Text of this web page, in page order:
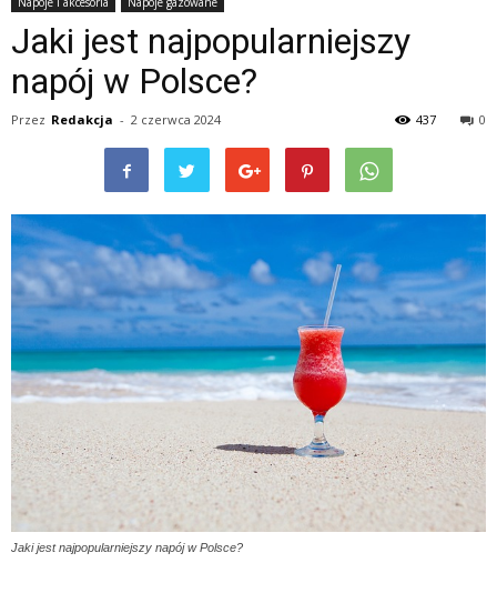
Jaki jest najpopularniejszy
napój w Polsce?
Przez Redakcja - 2 czerwca 2024 0
437
Jaki jest najpopularniejszy napój w Polsce?